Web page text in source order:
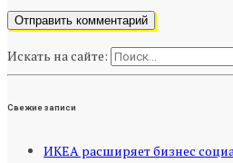
Искать на сайте:
Свежие записи
ИКЕА расширяет бизнес